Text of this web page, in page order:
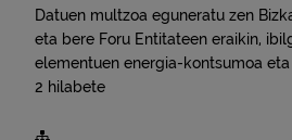
Datuen multzoa eguneratu zen
eta bere Foru Entitateen eraikin,
elementuen energia-kontsumoa
2 hilabete